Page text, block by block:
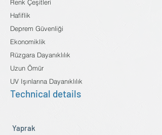
Renk Çeşitleri
Hafiflik
Deprem Güvenliği
Ekonomiklik
Rüzgara Dayanıklılık
Uzun Ömür
UV Işınlarına Dayanıklılık
Technical details
Yaprak